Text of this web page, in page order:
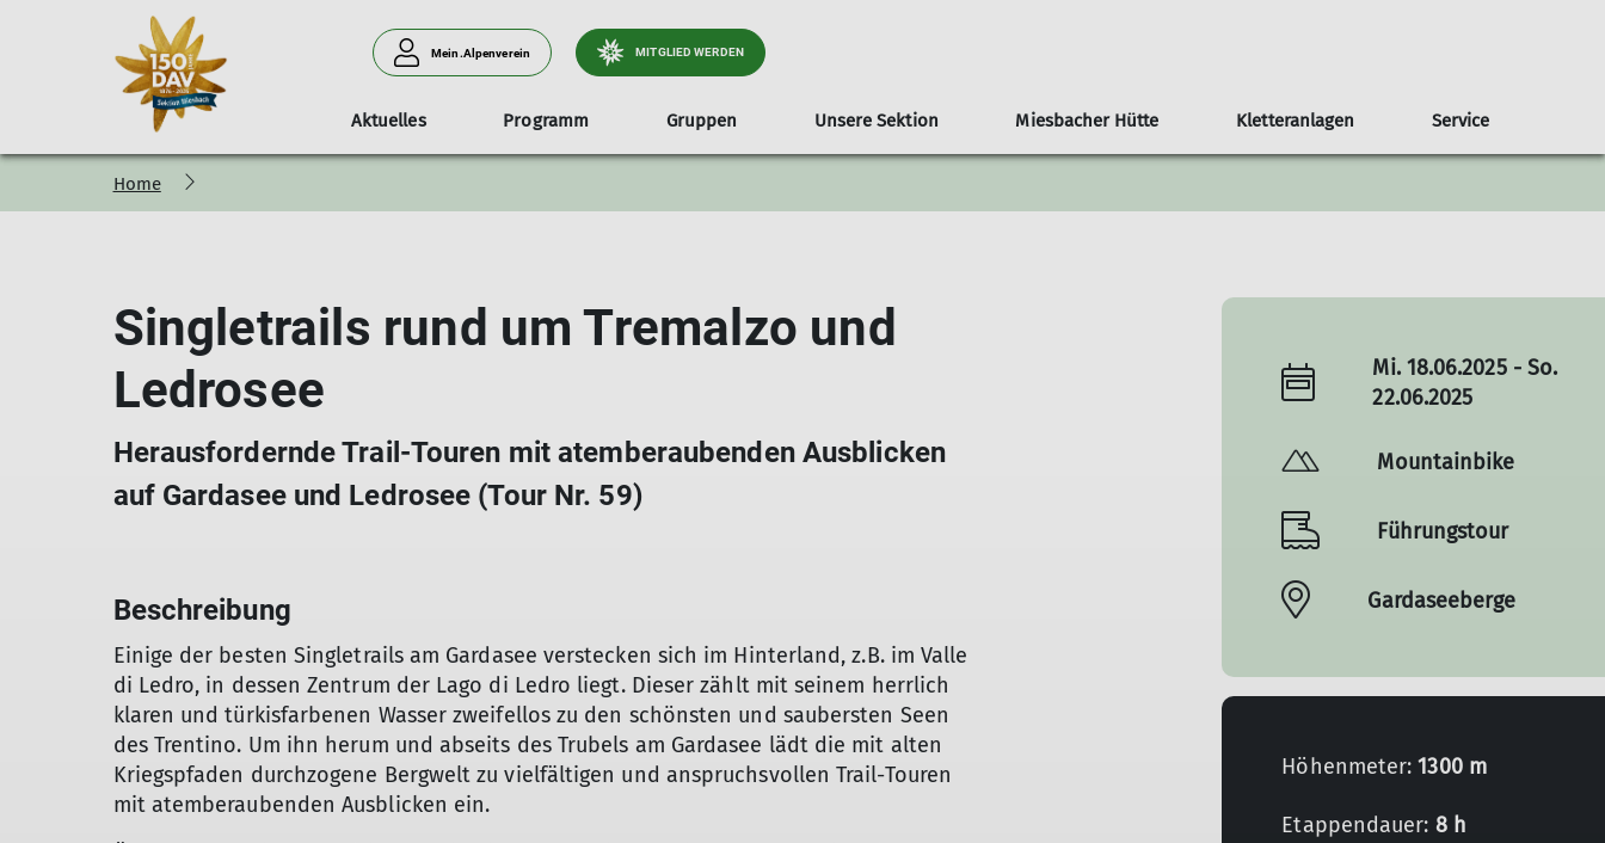
Mein.Alpenverein MITGLIED WERDEN
Aktuelles
150er Jubiläum
Programm
Jahresprogramm
Veranstaltungen
Tourenleiter Infos & Anmeldung
Schwierigkeitsbewertung
Gruppen
Familiengruppe Jugendgruppe Seniorengruppe
Unsere Sektion
Vorstand und Aktive Tourenleiter Historie Kontakt
Miesbacher Hütte Kletteranlagen Service
Mitgliedschaft
Digitaler Ausweis
Klima Sektionsheft Downloads Newsletter Nützliche Links
Home
Singletrails rund um Tremalzo und
Ledrosee
Herausfordernde Trail-Touren mit atemberaubenden Ausblicken
auf Gardasee und Ledrosee (Tour Nr. 59)
Beschreibung
Einige der besten Singletrails am Gardasee verstecken sich im Hinterland, z.B. im Valle
di Ledro, in dessen Zentrum der Lago di Ledro liegt. Dieser zählt mit seinem herrlich
klaren und türkisfarbenen Wasser zweifellos zu den schönsten und saubersten Seen
des Trentino. Um ihn herum und abseits des Trubels am Gardasee lädt die mit alten
Kriegspfaden durchzogene Bergwelt zu vielfältigen und anspruchsvollen Trail-Touren
mit atemberaubenden Ausblicken ein.
Mi. 18.06.2025 - So.
22.06.2025
Mountainbike
Führungstour
Gardaseeberge
Höhenmeter:1300 m
Etappendauer: 8 h